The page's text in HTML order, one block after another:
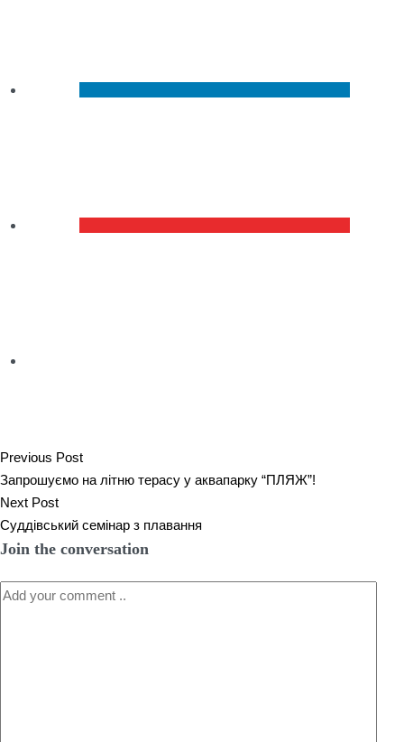
Previous Post
Запрошуємо на літню терасу у аквапарку “ПЛЯЖ”!
Next Post
Суддівський семінар з плавання
Join the conversation